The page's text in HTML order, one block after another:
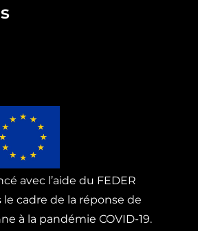
avec l’aide du FEDER
le cadre de la réponse de
à la pandémie COVID-19.